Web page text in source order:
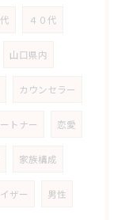
４０代
山口県内
カウンセラー
トナー 恋愛
家族構成
ザー 男性